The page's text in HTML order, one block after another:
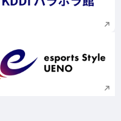
新規ウィンドウで
新規ウィンドウで